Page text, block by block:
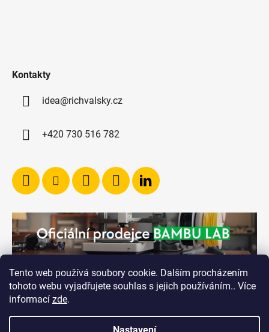
Tento web používá soubory cookie. Dalším procházením
tohoto webu vyjadřujete souhlas s jejich používáním.. Více
informací zde.
Kontakty
idea@richvalsky.cz
+420 730 516 782